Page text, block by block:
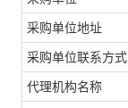
采购单位地址
采购单位联系方式
代理机构名称